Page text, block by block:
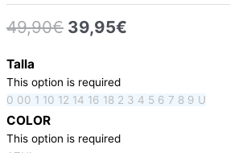
49,90€ 39,95€
Talla
This option is required
0 00 1 10 12 14 16 18 2 3 4 5 6 7 8 9 U
COLOR
This option is required